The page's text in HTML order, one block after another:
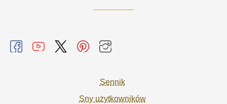
Sennik
Sny użytkowników